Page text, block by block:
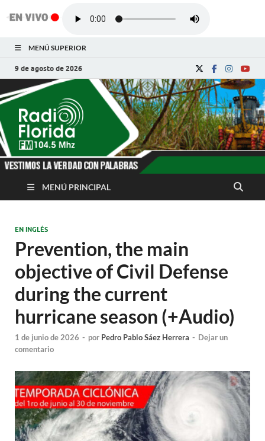
MENÚ SUPERIOR
9 de agosto de 2026
Radio Florida de
Cuba
Noticias y Actualidades de Florida, Camagüey,
MENÚ PRINCIPAL
EN INGLÉS
Prevention, the main
objective of Civil Defense
during the current
hurricane season (+Audio)
1 de junio de 2026 - por Pedro Pablo Sáez Herrera - Dejar un
comentario